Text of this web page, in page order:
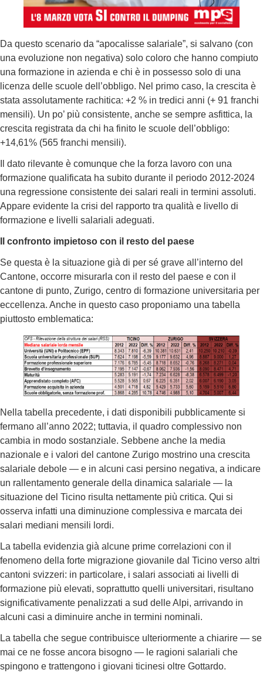
Da questo scenario da “apocalisse salariale”, si salvano (con
una evoluzione non negativa) solo coloro che hanno compiuto
una formazione in azienda e chi è in possesso solo di una
licenza delle scuole dell’obbligo. Nel primo caso, la crescita è
stata assolutamente rachitica: +2 % in tredici anni (+ 91 franchi
mensili). Un po’ più consistente, anche se sempre asfittica, la
crescita registrata da chi ha finito le scuole dell’obbligo:
+14,61% (565 franchi mensili).
Il dato rilevante è comunque che la forza lavoro con una
formazione qualificata ha subito durante il periodo 2012-2024
una regressione consistente dei salari reali in termini assoluti.
Appare evidente la crisi del rapporto tra qualità e livello di
formazione e livelli salariali adeguati.
Il confronto impietoso con il resto del paese
Se questa è la situazione già di per sé grave all’interno del
Cantone, occorre misurarla con il resto del paese e con il
cantone di punto, Zurigo, centro di formazione universitaria per
eccellenza. Anche in questo caso proponiamo una tabella
piuttosto emblematica:
Nella tabella precedente, i dati disponibili pubblicamente si
fermano all’anno 2022; tuttavia, il quadro complessivo non
cambia in modo sostanziale. Sebbene anche la media
nazionale e i valori del cantone Zurigo mostrino una crescita
salariale debole — e in alcuni casi persino negativa, a indicare
un rallentamento generale della dinamica salariale — la
situazione del Ticino risulta nettamente più critica. Qui si
osserva infatti una diminuzione complessiva e marcata dei
salari mediani mensili lordi.
La tabella evidenzia già alcune prime correlazioni con il
fenomeno della forte migrazione giovanile dal Ticino verso altri
cantoni svizzeri: in particolare, i salari associati ai livelli di
formazione più elevati, soprattutto quelli universitari, risultano
significativamente penalizzati a sud delle Alpi, arrivando in
alcuni casi a diminuire anche in termini nominali.
La tabella che segue contribuisce ulteriormente a chiarire — se
mai ce ne fosse ancora bisogno — le ragioni salariali che
spingono e trattengono i giovani ticinesi oltre Gottardo.